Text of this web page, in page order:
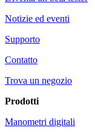
Notizie ed eventi
Supporto
Contatto
Trova un negozio
Prodotti
Manometri digitali